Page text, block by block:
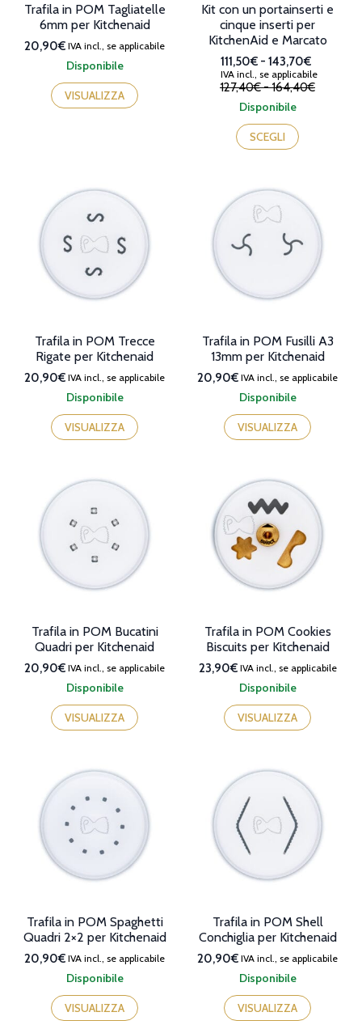
Disponibile
Trafila in POM Tagliatelle
6mm per Kitchenaid
20,90€ IVA incl., se applicabile
VISUALIZZA
Disponibile
Kit con un portainserti e
cinque inserti per
KitchenAid e Marcato
127,40€-164,40€Fascia
Il
prezzo
originale
era:
127,40€
-
prezzo:
da
127,40€
164,40€.
111,50€ - 143,70€Fascia
di
prezzo:
Il
prezzo
attuale
è:
111,50€
-
prezzo:
da
111,50€
143,70€.
IVA incl., se applicabile
SCEGLI
Disponibile
Trafila in POM Trecce
Rigate per Kitchenaid
20,90€ IVA incl., se applicabile
VISUALIZZA
Disponibile
Trafila in POM Fusilli A3
13mm per Kitchenaid
20,90€ IVA incl., se applicabile
VISUALIZZA
Disponibile
Trafila in POM Bucatini
Quadri per Kitchenaid
20,90€ IVA incl., se applicabile
VISUALIZZA
Disponibile
Trafila in POM Cookies
Biscuits per Kitchenaid
23,90€IVA incl., se applicabile
VISUALIZZA
Disponibile
Trafila in POM Spaghetti
Quadri 2×2 per Kitchenaid
20,90€ IVA incl., se applicabile
VISUALIZZA
Disponibile
Trafila in POM Shell
Conchiglia per Kitchenaid
20,90€ IVA incl., se applicabile
VISUALIZZA